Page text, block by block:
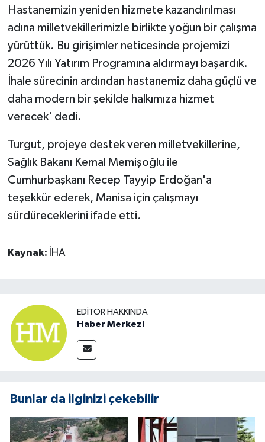
Hastanemizin yeniden hizmete kazandırılması
adına milletvekillerimizle birlikte yoğun bir çalışma
yürüttük. Bu girişimler neticesinde projemizi
2026 Yılı Yatırım Programına aldırmayı başardık.
İhale sürecinin ardından hastanemiz daha güçlü ve
daha modern bir şekilde halkımıza hizmet
verecek' dedi.
Turgut, projeye destek veren milletvekillerine,
Sağlık Bakanı Kemal Memişoğlu ile
Cumhurbaşkanı Recep Tayyip Erdoğan'a
teşekkür ederek, Manisa için çalışmayı
sürdüreceklerini ifade etti.
Kaynak: İHA
EDITÖR HAKKINDA
Haber Merkezi
Bunlar da ilginizi çekebilir